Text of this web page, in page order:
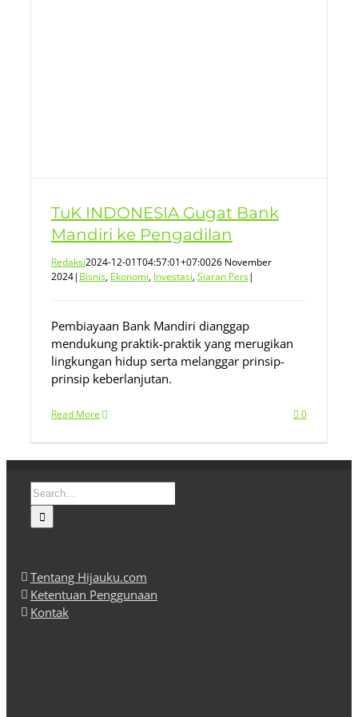
TuK INDONESIA Gugat Bank
Mandiri ke Pengadilan
Redaksi2024-12-01T04:57:01+07:0026 November
2024| Bisnis, Ekonomi, Investasi,Siaran Pers|
Pembiayaan Bank Mandiri dianggap
mendukung praktik-praktik yang merugikan
lingkungan hidup serta melanggar prinsip-
prinsip keberlanjutan.
Read More 0
Search
for:
Tentang Hijauku.com
Ketentuan Penggunaan
Kontak